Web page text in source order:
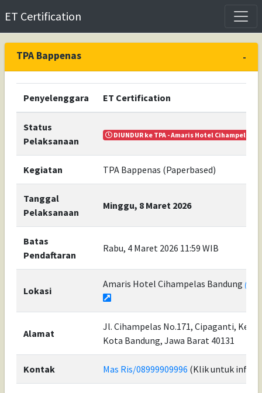
ET Certification
TPA Bappenas -
Penyelenggara ET Certification
Status
Pelaksanaan
DIUNDUR ke TPA - Amaris Hotel Cihampelas
Kegiatan TPA Bappenas (Paperbased)
Tanggal
Pelaksanaan
Minggu, 8 Maret 2026
Batas
Pendaftaran
Rabu, 4 Maret 2026 11:59 WIB
Lokasi
Amaris Hotel Cihampelas Bandung
Alamat
Jl. Cihampelas No.171, Cipaganti,
Kota Bandung, Jawa Barat 40131
Kontak Mas Ris/08999909996 (Klik untuk info)